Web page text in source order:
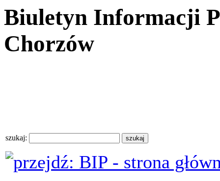
Biuletyn Informacji
Chorzów
szukaj: